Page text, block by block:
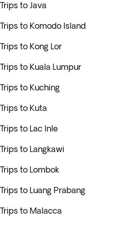
Trips to Java
Trips to Komodo Island
Trips to Kong Lor
Trips to Kuala Lumpur
Trips to Kuching
Trips to Kuta
Trips to Lac Inle
Trips to Langkawi
Trips to Lombok
Trips to Luang Prabang
Trips to Malacca